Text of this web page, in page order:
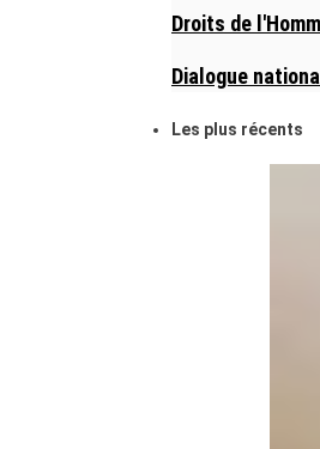
Droits de
Dialogue
Les plus récents